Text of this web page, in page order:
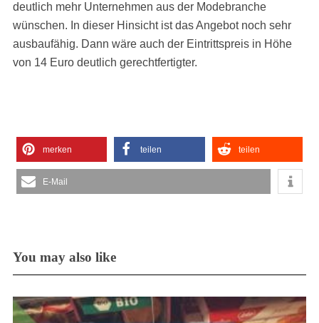
deutlich mehr Unternehmen aus der Modebranche
wünschen. In dieser Hinsicht ist das Angebot noch sehr
ausbaufähig. Dann wäre auch der Eintrittspreis in Höhe
von 14 Euro deutlich gerechtfertigter.
merken teilen teilen
E-Mail
You may also like